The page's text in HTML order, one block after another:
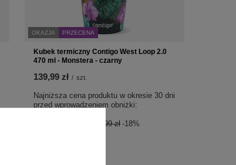
OKAZJA PRZECENA
Kubek termiczny Contigo West Loop 2.0
470 ml - Monstera - czarny
139,99 zł / szt.
Najniższa cena produktu w okresie 30 dni
przed wprowadzeniem obniżki:
169,99 zł -18%